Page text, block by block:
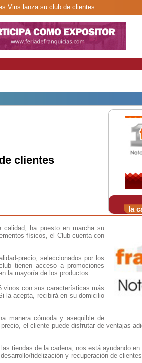
Vins lanza su club de clientes.
la
clientes
calidad, ha puesto en marcha su
físicos, el Club cuenta con
precio, seleccionados por los
tienen acceso a promociones
la mayoría de los productos.
vinos con sus características más
la acepta, recibirá en su domicilio
manera cómoda y asequible de
el cliente puede disfrutar de ventajas
tiendas de la cadena, nos está ayudando
fidelización y recuperación de